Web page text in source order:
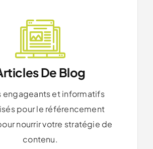
De Blog
engageants et informatifs
pour le référencement
nourrir votre stratégie de
contenu.